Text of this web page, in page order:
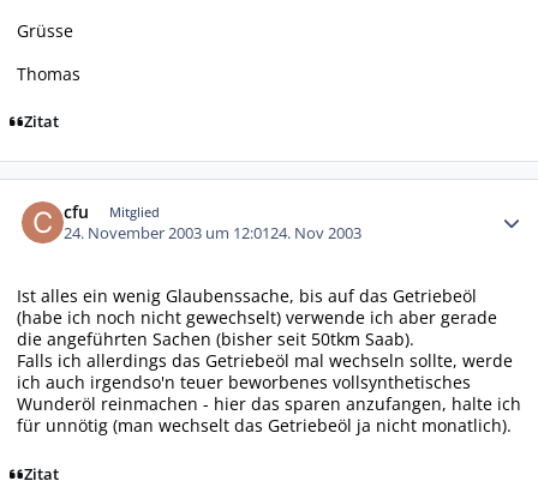
Grüsse
Thomas
Zitat
cfu Mitglied
24. November 2003 um 12:0124. Nov 2003
Ist alles ein wenig Glaubenssache, bis auf das Getriebeöl
(habe ich noch nicht gewechselt) verwende ich aber gerade
die angeführten Sachen (bisher seit 50tkm Saab).
Falls ich allerdings das Getriebeöl mal wechseln sollte, werde
ich auch irgendso'n teuer beworbenes vollsynthetisches
Wunderöl reinmachen - hier das sparen anzufangen, halte ich
für unnötig (man wechselt das Getriebeöl ja nicht monatlich).
Zitat